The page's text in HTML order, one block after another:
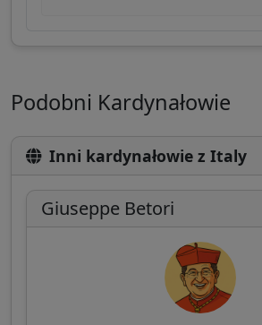
Podobni Kardynałowie
Inni kardynałowie z Italy
Giuseppe Betori